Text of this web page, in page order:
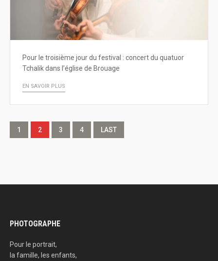
Pour le troisième jour du festival : concert du quatuor
Tchalik dans l’église de Brouage
EN SAVOIR PLUS
1 2 3 4 LAST
PHOTOGRAPHE
Pour le portrait,
la famille, les enfants,